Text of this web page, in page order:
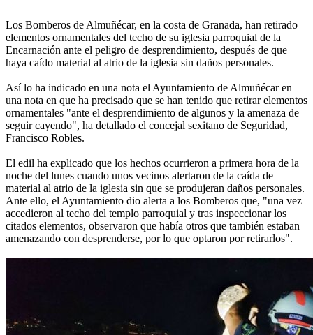
Los Bomberos de Almuñécar, en la costa de Granada, han retirado
elementos ornamentales del techo de su iglesia parroquial de la
Encarnación ante el peligro de desprendimiento, después de que
haya caído material al atrio de la iglesia sin daños personales.
Así lo ha indicado en una nota el Ayuntamiento de Almuñécar en
una nota en que ha precisado que se han tenido que retirar elementos
ornamentales "ante el desprendimiento de algunos y la amenaza de
seguir cayendo", ha detallado el concejal sexitano de Seguridad,
Francisco Robles.
El edil ha explicado que los hechos ocurrieron a primera hora de la
noche del lunes cuando unos vecinos alertaron de la caída de
material al atrio de la iglesia sin que se produjeran daños personales.
Ante ello, el Ayuntamiento dio alerta a los Bomberos que, "una vez
accedieron al techo del templo parroquial y tras inspeccionar los
citados elementos, observaron que había otros que también estaban
amenazando con desprenderse, por lo que optaron por retirarlos".